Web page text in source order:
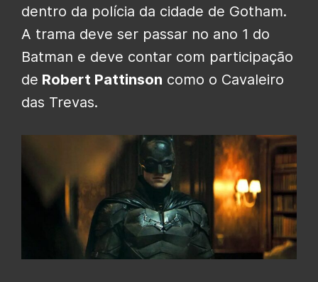
dentro da polícia da cidade de Gotham.
A trama deve ser passar no ano 1 do
Batman e deve contar com participação
de Robert Pattinson como o Cavaleiro
das Trevas.